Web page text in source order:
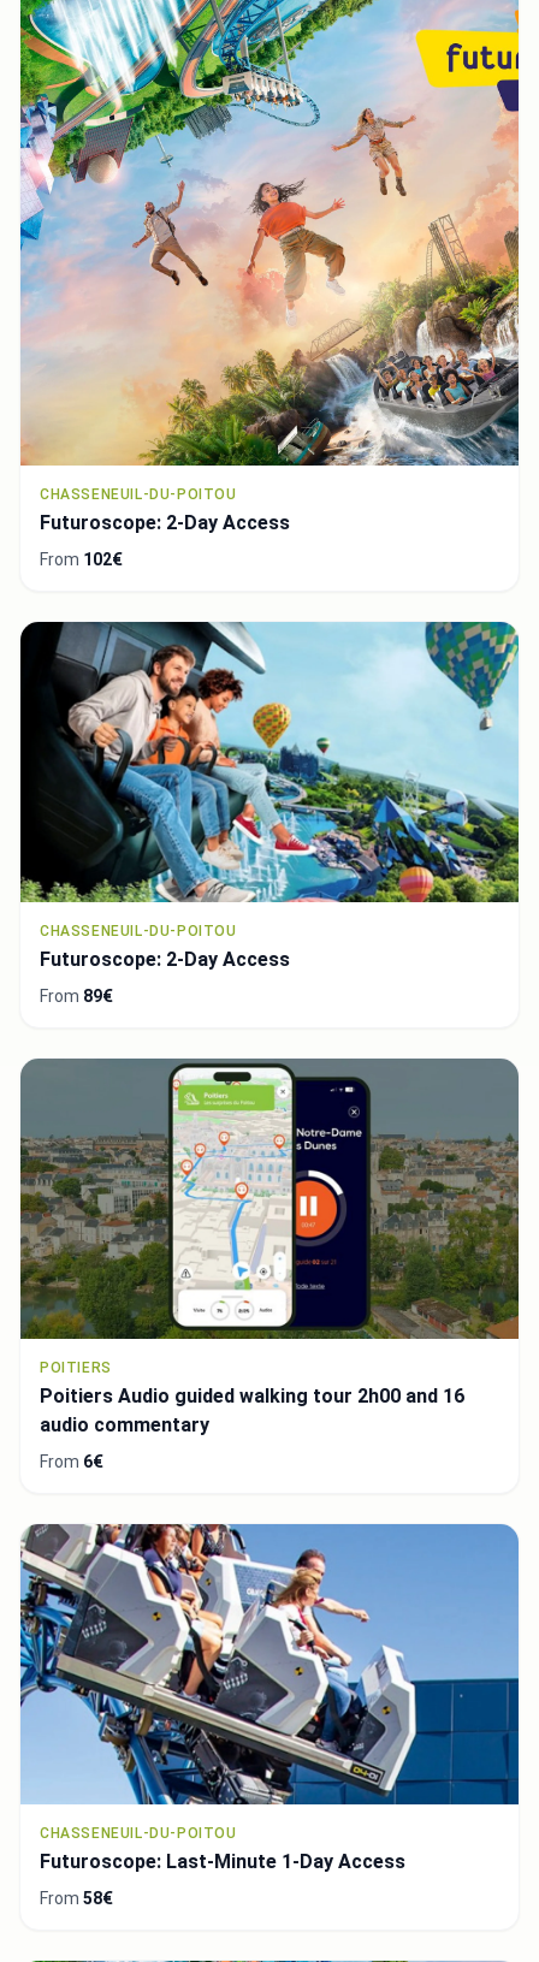
CHASSENEUIL-DU-POITOU
Futuroscope: 2-Day Access
From 102€
CHASSENEUIL-DU-POITOU
Futuroscope: 2-Day Access
From 89€
POITIERS
Poitiers Audio guided walking tour 2h00 and 16
audio commentary
From 6€
CHASSENEUIL-DU-POITOU
Futuroscope: Last-Minute 1-Day Access
From 58€